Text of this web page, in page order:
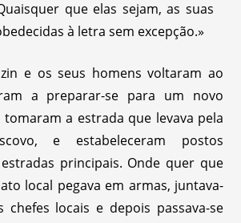
que elas sejam, as suas
à letra sem excepção.»
e os seus homens voltaram ao
a preparar-se para um novo
a estrada que levava pela
e estabeleceram postos
principais. Onde quer que
local pegava em armas, juntava-
locais e depois passava-se